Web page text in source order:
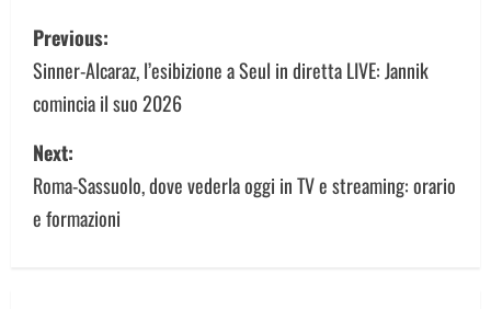
P
o
s
t
n
Previous:
Sinner-Alcaraz, l’esibizione a Seul in diretta LIVE: Jannik
comincia il suo 2026
Next:
Roma-Sassuolo, dove vederla oggi in TV e streaming: orario
e formazioni